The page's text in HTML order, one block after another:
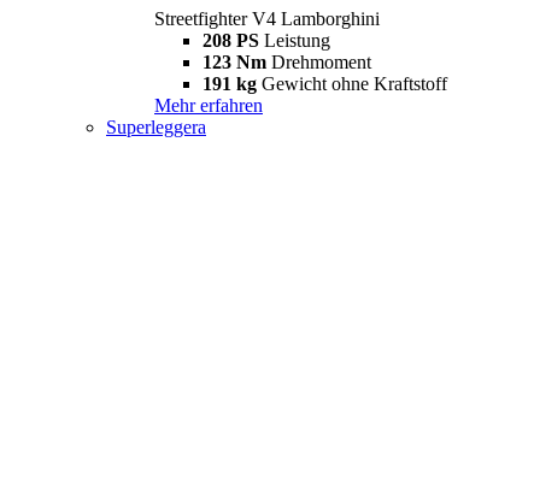
Streetfighter V4 Lamborghini
208 PS Leistung
123 Nm Drehmoment
191 kg Gewicht ohne Kraftstoff
Mehr erfahren
Superleggera